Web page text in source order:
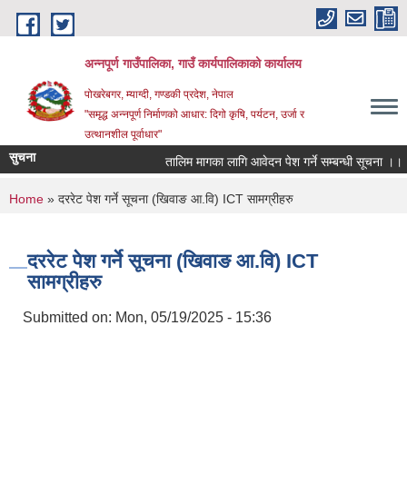
Skip to main content
अन्‍नपूर्ण गाउँपालिका, गाउँ कार्यपालिकाको कार्यालय
पोखरेबगर, म्याग्दी, गण्डकी प्रदेश, नेपाल
"समृद्ध अन्‍नपूर्ण निर्माणको आधार: दिगो कृषि, पर्यटन, उर्जा र
उत्थानशील पूर्वाधार"
सुचना तालिम मागका लागि आवेदन पेश गर्ने सम्बन्धी सूचना ।।
You are here
Home » दररेट पेश गर्ने सूचना (खिवाङ आ.वि) ICT सामग्रीहरु
दररेट पेश गर्ने सूचना (खिवाङ आ.वि) ICT
सामग्रीहरु
Submitted on: Mon, 05/19/2025 - 15:36